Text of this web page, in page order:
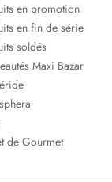
en promotion
en fin de série
soldés
Maxi Bazar
de Gourmet